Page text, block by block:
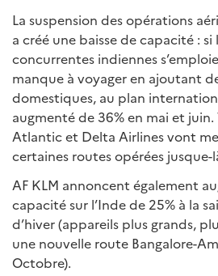
La suspension des opérations
a créé une baisse de capacité : si
concurrentes indiennes
manque à voyager en ajoutant
domestiques, au plan
augmenté de 36% en mai et
Atlantic et Delta Airlines vont
certaines routes opérées jusque-
AF KLM annoncent également
capacité sur l’Inde de 25% à la
d’hiver (appareils plus grands,
une nouvelle route Bangalore-
Octobre).